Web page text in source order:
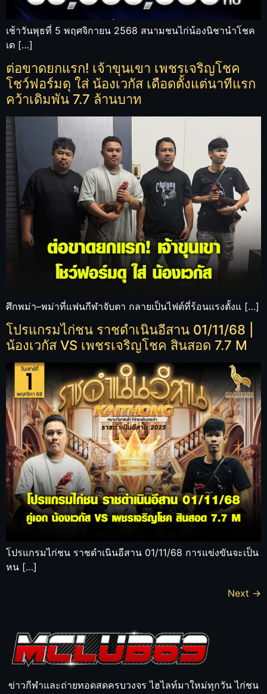
เช้าวันพุธที่ 5 พฤศจิกายน 2568 สนามชนไก่น้องนิชานำโชค
เต […]
ต่อขาดยกแรก! เจ้าขุนเขา เพชรเจริญโชค
โชว์ฟอร์มดุ ใส่ น้องเวกัส เดือดตั้งแต่นาทีแรก
คว้าเดิมพัน 7.7 ล้านบาท
ศึกพม่า–พม่าที่แฟนกีฬาจับตา กลายเป็นไฟต์ที่ร้อนแรงตั้งแ […]
โปรแกรมไก่ชน ราชดำเนินอีสาน 01/11/68 |
น้องเวกัส VS เพชรเจริญโชค สินสอด 7.7 M
โปรแกรมไก่ชน ราชดำเนินอีสาน 01/11/68 การแข่งขันจะเป็น
หน […]
Next →
ข่าวกีฬาและถ่ายทอดสดครบวงจร ไฮไลท์มาใหม่ทุกวัน ไก่ชน